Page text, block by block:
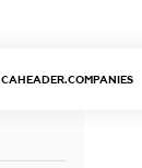
CAHEADER.COMPANIES